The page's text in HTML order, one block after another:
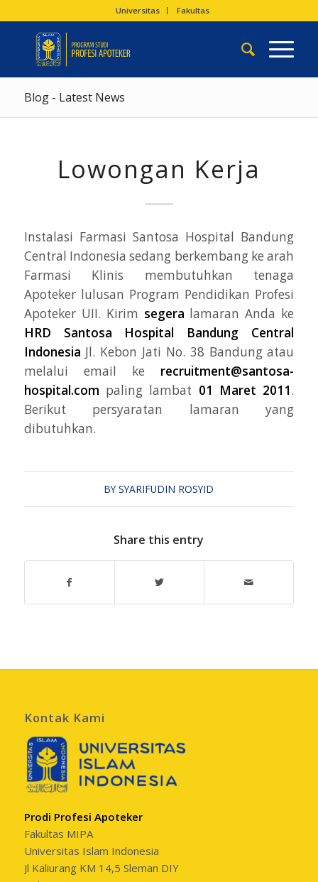
Universitas Fakultas
Blog - Latest News
Lowongan Kerja
Instalasi Farmasi Santosa Hospital Bandung
Central Indonesia sedang berkembang ke arah
Farmasi Klinis membutuhkan tenaga
Apoteker lulusan Program Pendidikan Profesi
Apoteker UII. Kirim segera lamaran Anda ke
HRD Santosa Hospital Bandung Central
Indonesia Jl. Kebon Jati No. 38 Bandung atau
melalui email ke recruitment@santosa-
hospital.com paling lambat 01 Maret 2011.
Berikut persyaratan lamaran yang
dibutuhkan.
BYSYARIFUDIN ROSYID
Share this entry
Kontak Kami
Prodi Profesi Apoteker
Fakultas MIPA
Universitas Islam Indonesia
Jl Kaliurang KM 14,5 Sleman DIY